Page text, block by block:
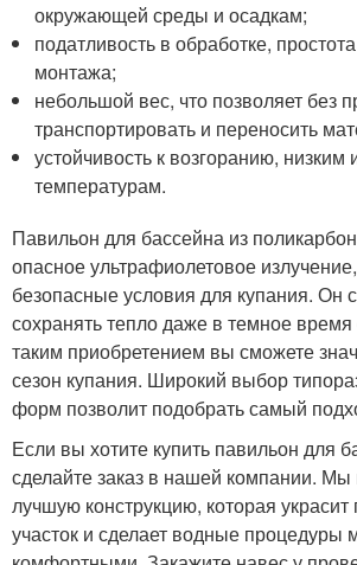
окружающей среды и осадкам;
податливость в обработке,
монтажа;
небольшой вес, что позволяет без
транспортировать и переносить
устойчивость к возгоранию, низким
температурам.
Павильон для бассейна из
опасное ультрафиолетовое
безопасные условия для купания. Он
сохранять тепло даже в темное время
таким приобретением вы сможете
сезон купания. Широкий выбор
форм позволит подобрать самый
Если вы хотите купить павильон для
сделайте заказ в нашей компании.
лучшую конструкцию, которая
участок и сделает водные процедуры